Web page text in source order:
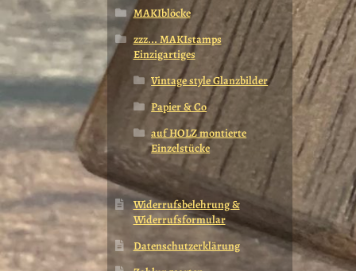
MAKIblöcke
zzz... MAKIstamps
Einzigartiges
Vintage style Glanzbilder
Papier & Co
auf HOLZ montierte
Einzelstücke
Widerrufsbelehrung &
Widerrufsformular
Datenschutzerklärung